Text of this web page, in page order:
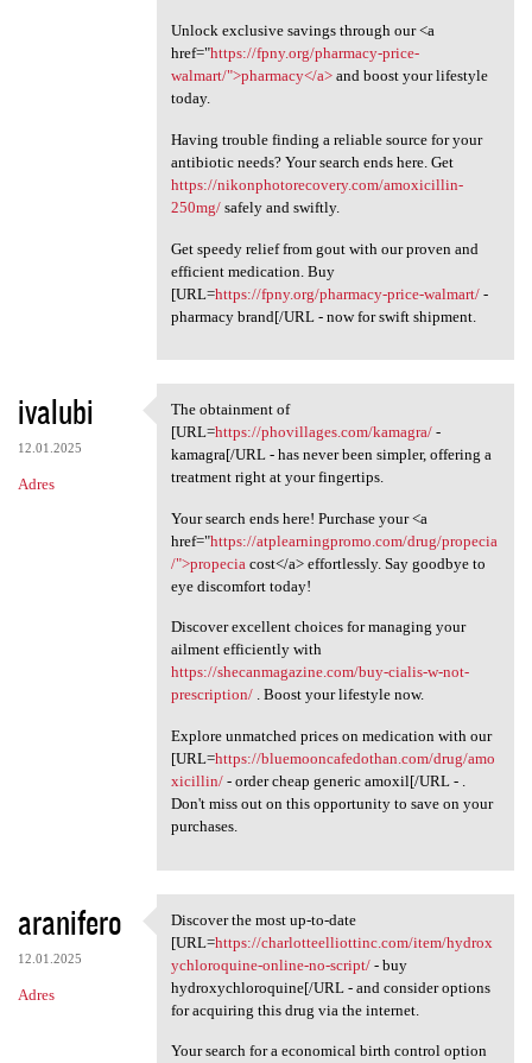
Unlock exclusive savings through our <a
href="https://fpny.org/pharmacy-price-
walmart/">pharmacy</a>and boost your lifestyle
today.
Having trouble finding a reliable source for your
antibiotic needs? Your search ends here. Get
https://nikonphotorecovery.com/amoxicillin-
250mg/safely and swiftly.
Get speedy relief from gout with our proven and
efficient medication. Buy
[URL=https://fpny.org/pharmacy-price-walmart/-
pharmacy brand[/URL - now for swift shipment.
ivalubi
12.01.2025
Adres
The obtainment of [URL=https:
The obtainment of
[URL=https://phovillages.com/kamagra/-
kamagra[/URL - has never been simpler, offering a
treatment right at your fingertips.
Your search ends here! Purchase your <a
href="https://atplearningpromo.com/drug/propecia
/">propecia cost</a> effortlessly. Say goodbye to
eye discomfort today!
Discover excellent choices for managing your
ailment efficiently with
https://shecanmagazine.com/buy-cialis-w-not-
prescription/. Boost your lifestyle now.
Explore unmatched prices on medication with our
[URL=https://bluemooncafedothan.com/drug/amo
xicillin/- order cheap generic amoxil[/URL - .
Don't miss out on this opportunity to save on your
purchases.
aranifero
12.01.2025
Adres
Discover the most up-to-date
Discover the most up-to-date
[URL=https://charlotteelliottinc.com/item/hydrox
ychloroquine-online-no-script/- buy
hydroxychloroquine[/URL - and consider options
for acquiring this drug via the internet.
Your search for a economical birth control option